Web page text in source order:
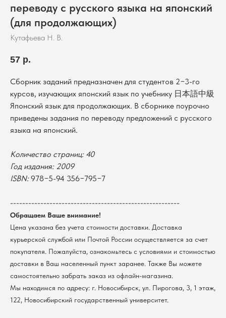
переводу с русского языка на японский
(для продолжающих)
Кутафьева Н. В.
57 р.
Сборник заданий предназначен для студентов 2−3-го
курсов, изучающих японский язык по учебнику 日本語中級
Японский язык для продолжающих. В сборнике поурочно
приведены задания по переводу предложений с русского
языка на японский.
Количество страниц: 40
Год издания: 2009
ISBN:978−5-94 356−795−7
--------------------------------------------------------
Обращаем Ваше внимание!
Цена указана без учета стоимости доставки. Доставка
курьерской службой или Почтой России осуществляется за счет
покупателя. Пожалуйста, ознакомьтесь с условиями и стоимостью
доставки в Ваш населенный пункт заранее. Также Вы можете
самостоятельно забрать заказ из офлайн-магазина.
Мы находимся по адресу: г. Новосибирск, ул. Пирогова, 3, 1 этаж,
122, Новосибирский государственный университет.
Доставка
Контакты
Мерч НГУ
Согласие на обработку персональных данных
пользователей сайта
Новосибирский государственный
университет
г. Новосибирск, ул. Пирогова, 3
ИНН 5408106490
КПП 540801001